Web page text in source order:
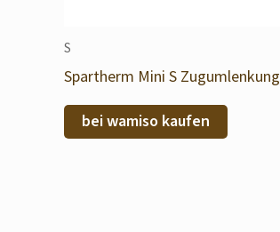
S
Spartherm Mini S Zugumlenkung
bei wamiso kaufen